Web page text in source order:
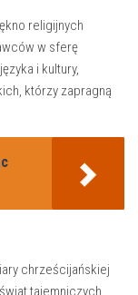
religijnych
w sferę
i kultury,
którzy zapragną
chrześcijańskiej
tajemniczych